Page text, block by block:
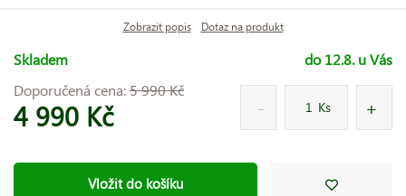
Zobrazit popis Dotaz na produkt
Skladem
do 12.8. u Vás
Doporučená cena:5 990 Kč
4 990 Kč Ks
Vložit do košíku